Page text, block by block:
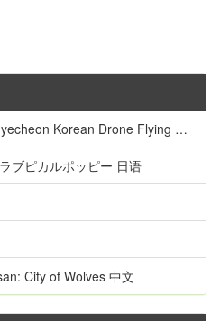
Drone Flying Tour Okgyecheon 中文
ブピカルポッピー 日语
City of Wolves 中文